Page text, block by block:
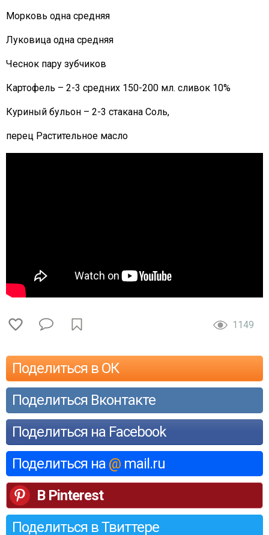
Морковь одна средняя
Луковица одна средняя
Чеснок пару зубчиков
Картофель – 2-3 средних 150-200 мл. сливок 10%
Куриный бульон – 2-3 стакана Соль,
перец Растительное масло
1149
Поделиться в ОК
Поделиться Вконтакте
Поделиться на Facebook
Поделиться на @ mail.ru
В Pinterest
Поделиться в Твиттере